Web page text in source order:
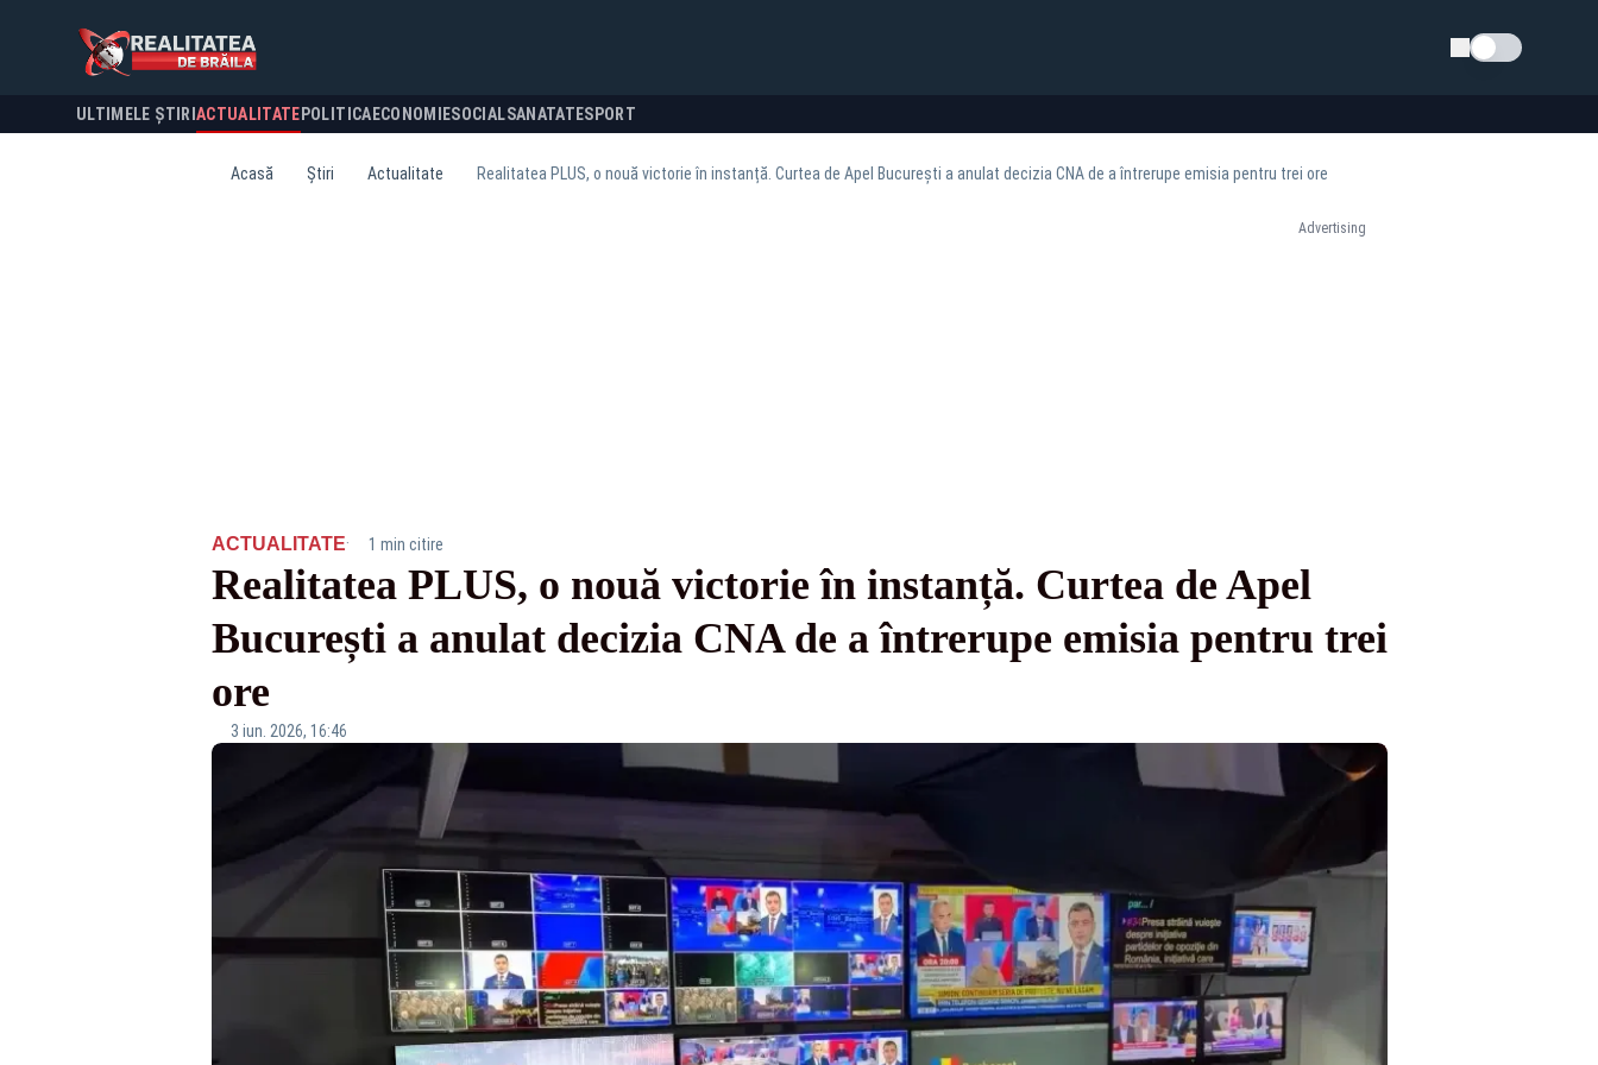
Schimba tema
ULTIMELE ȘTIRI ACTUALITATE POLITICA ECONOMIESOCIALSANATATESPORT
Acasă Știri Actualitate Realitatea PLUS, o nouă victorie în instanță. Curtea de Apel București a anulat decizia CNA de a întrerupe emisia pentru trei ore
Advertising
ACTUALITATE· 1 min citire
Realitatea PLUS, o nouă victorie în instanță. Curtea de Apel
București a anulat decizia CNA de a întrerupe emisia pentru trei
ore
3 iun. 2026, 16:46